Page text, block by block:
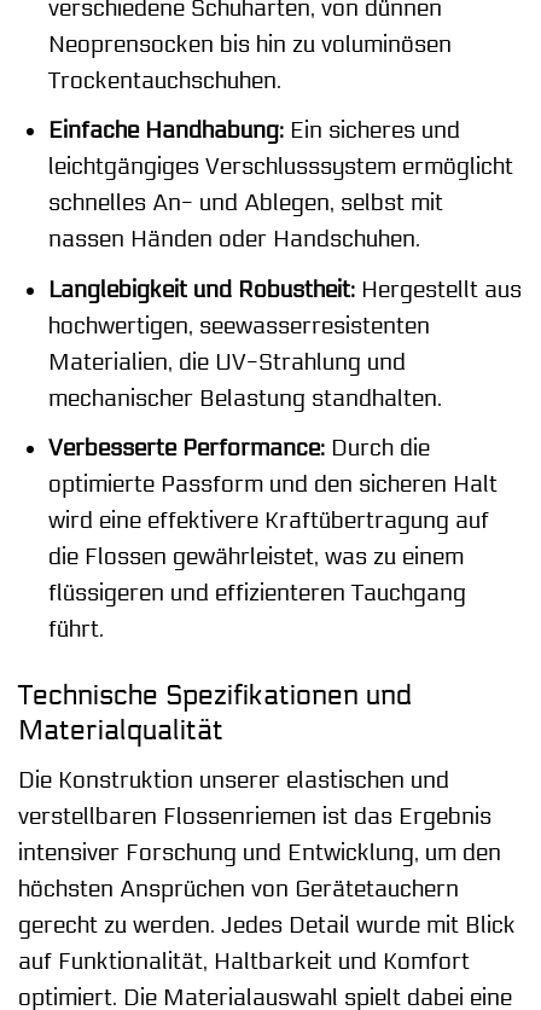
verschiedene Schuharten, von dünnen
Neoprensocken bis hin zu voluminösen
Trockentauchschuhen.
Einfache Handhabung:Ein sicheres und
leichtgängiges Verschlusssystem ermöglicht
schnelles An- und Ablegen, selbst mit
nassen Händen oder Handschuhen.
Langlebigkeit und Robustheit:Hergestellt aus
hochwertigen, seewasserresistenten
Materialien, die UV-Strahlung und
mechanischer Belastung standhalten.
Verbesserte Performance:Durch die
optimierte Passform und den sicheren Halt
wird eine effektivere Kraftübertragung auf
die Flossen gewährleistet, was zu einem
flüssigeren und effizienteren Tauchgang
führt.
Technische Spezifikationen und
Materialqualität
Die Konstruktion unserer elastischen und
verstellbaren Flossenriemen ist das Ergebnis
intensiver Forschung und Entwicklung, um den
höchsten Ansprüchen von Gerätetauchern
gerecht zu werden. Jedes Detail wurde mit Blick
auf Funktionalität, Haltbarkeit und Komfort
optimiert. Die Materialauswahl spielt dabei eine